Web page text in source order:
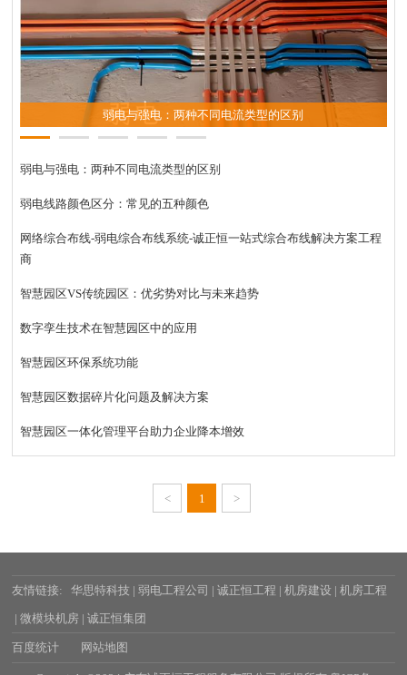
弱电与强电：两种不同电流类型的区别
弱电与强电：两种不同电流类型的区别
弱电线路颜色区分：常见的五种颜色
网络综合布线-弱电综合布线系统-诚正恒一站式综合布线解决方案工程
商
智慧园区VS传统园区：优劣势对比与未来趋势
数字孪生技术在智慧园区中的应用
智慧园区环保系统功能
智慧园区数据碎片化问题及解决方案
智慧园区一体化管理平台助力企业降本增效
< 1 >
友情链接:华思特科技 |弱电工程公司 |诚正恒工程 |机房建设 |机房工程
|微模块机房 |诚正恒集团
百度统计 网站地图